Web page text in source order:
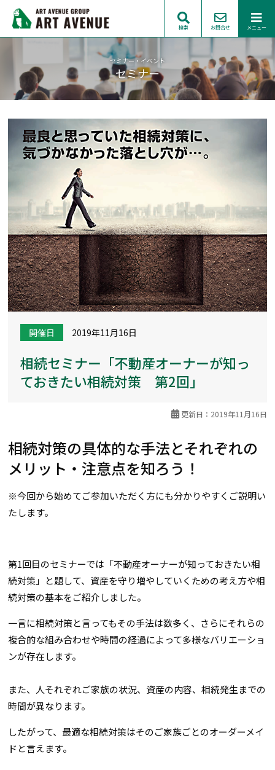
検索 お問合せ メニュー
セミナー・イベント
セミナー
開催日 2019年11月16日
相続セミナー「不動産オーナーが知っ
ておきたい相続対策 第2回」
更新日：2019年11月16日
相続対策の具体的な手法とそれぞれの
メリット・注意点を知ろう！
※今回から始めてご参加いただく方にも分かりやすくご説明い
たします。
第1回目のセミナーでは「不動産オーナーが知っておきたい相
続対策」と題して、資産を守り増やしていくための考え方や相
続対策の基本をご紹介しました。
一言に相続対策と言ってもその手法は数多く、さらにそれらの
複合的な組み合わせや時間の経過によって多様なバリエーショ
ンが存在します。
また、人それぞれご家族の状況、資産の内容、相続発生までの
時間が異なります。
したがって、最適な相続対策はそのご家族ごとのオーダーメイ
ドと言えます。